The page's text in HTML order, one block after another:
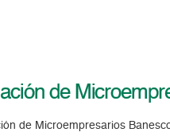
de
de Microempresarios